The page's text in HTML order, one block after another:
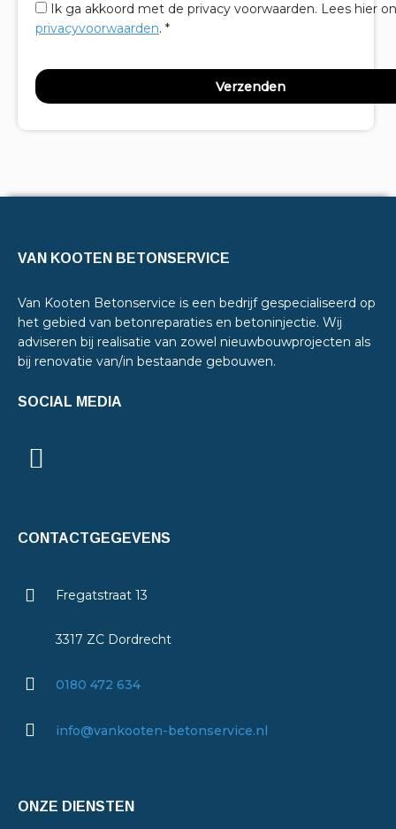
Ik ga akkoord met de privacy voorwaarden. Lees hier
privacyvoorwaarden. *
VAN KOOTEN BETONSERVICE
Van Kooten Betonservice is een bedrijf gespecialiseerd op
het gebied van betonreparaties en betoninjectie. Wij
adviseren bij realisatie van zowel nieuwbouwprojecten als
bij renovatie van/in bestaande gebouwen.
SOCIAL MEDIA
CONTACTGEGEVENS
Fregatstraat 13
3317 ZC Dordrecht
0180 472 634
info@vankooten-betonservice.nl
ONZE DIENSTEN